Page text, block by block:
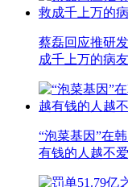
蔡磊回应推研
成千上万的病友
“泡菜基因”在
有钱的人越不